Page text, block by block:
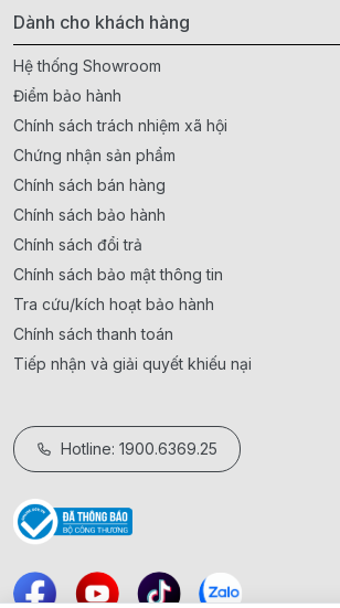
Dành cho khách hàng
Hệ thống Showroom
Điểm bảo hành
Chính sách trách nhiệm xã hội
Chứng nhận sản phẩm
Chính sách bán hàng
Chính sách bảo hành
Chính sách đổi trả
Chính sách bảo mật thông tin
Tra cứu/kích hoạt bảo hành
Chính sách thanh toán
Tiếp nhận và giải quyết khiếu nại
Hotline: 1900.6369.25